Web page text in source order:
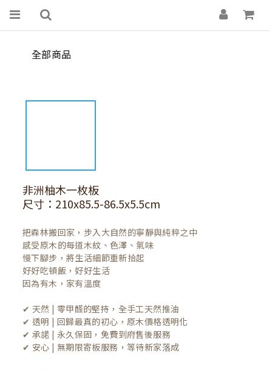
全部商品
非洲柚木一枚板
尺寸：210x85.5-86.5x5.5cm
把森林搬回家，步入大自然的寧靜與純粹之中
感受原木的每道木紋、色澤、氣味
慢下腳步，將生活細節重新拾起
好好吃頓飯，好好生活
因為有木，家有溫度
✔ 天然 | 零甲醛的堅持，全手工天然推油
✔ 透明 | 回歸最真的初心，原木價格透明化
✔ 承諾 | 永久保固，免費到府售後服務
✔ 安心 | 無期限寄板服務，等待新家落成